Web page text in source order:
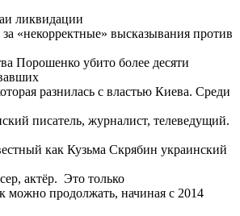
ликвидации
«некорректные» высказывания против
Порошенко убито более десяти
разнилась с властью Киева. Среди
писатель, журналист, телеведущий.
как Кузьма Скрябин украинский
актёр. Это только
можно продолжать, начиная с 2014